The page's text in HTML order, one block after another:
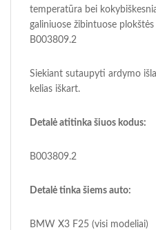
temperatūra bei
galiniuose žibintuose
B003809.2
Siekiant sutaupyti ardymo
kelias iškart.
Detalė atitinka šiuos kodus:
B003809.2
Detalė tinka šiems auto:
BMW X3 F25 (visi modeliai)